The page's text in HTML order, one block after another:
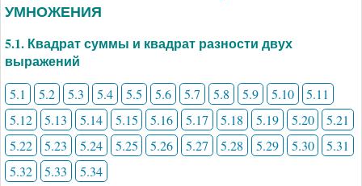
УМНОЖЕНИЯ
5.1. Квадрат суммы и квадрат разности двух
выражений
5.1 5.2 5.3 5.4 5.5 5.6 5.7 5.8 5.9 5.10
5.11
5.12
5.13 5.14 5.15 5.16 5.17 5.18 5.19 5.20
5.21
5.22
5.23 5.24 5.25 5.26 5.27 5.28 5.29 5.30
5.31
5.32
5.33 5.34